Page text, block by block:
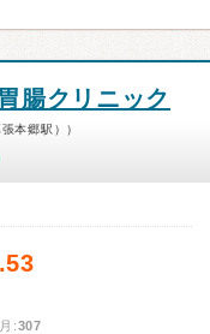
腸クリニック
本郷駅））
:307